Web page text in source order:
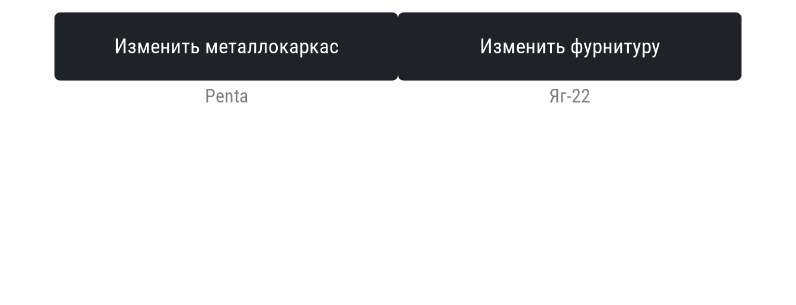
Изменить металлокаркас
Penta
Изменить фурнитуру
Яг-22